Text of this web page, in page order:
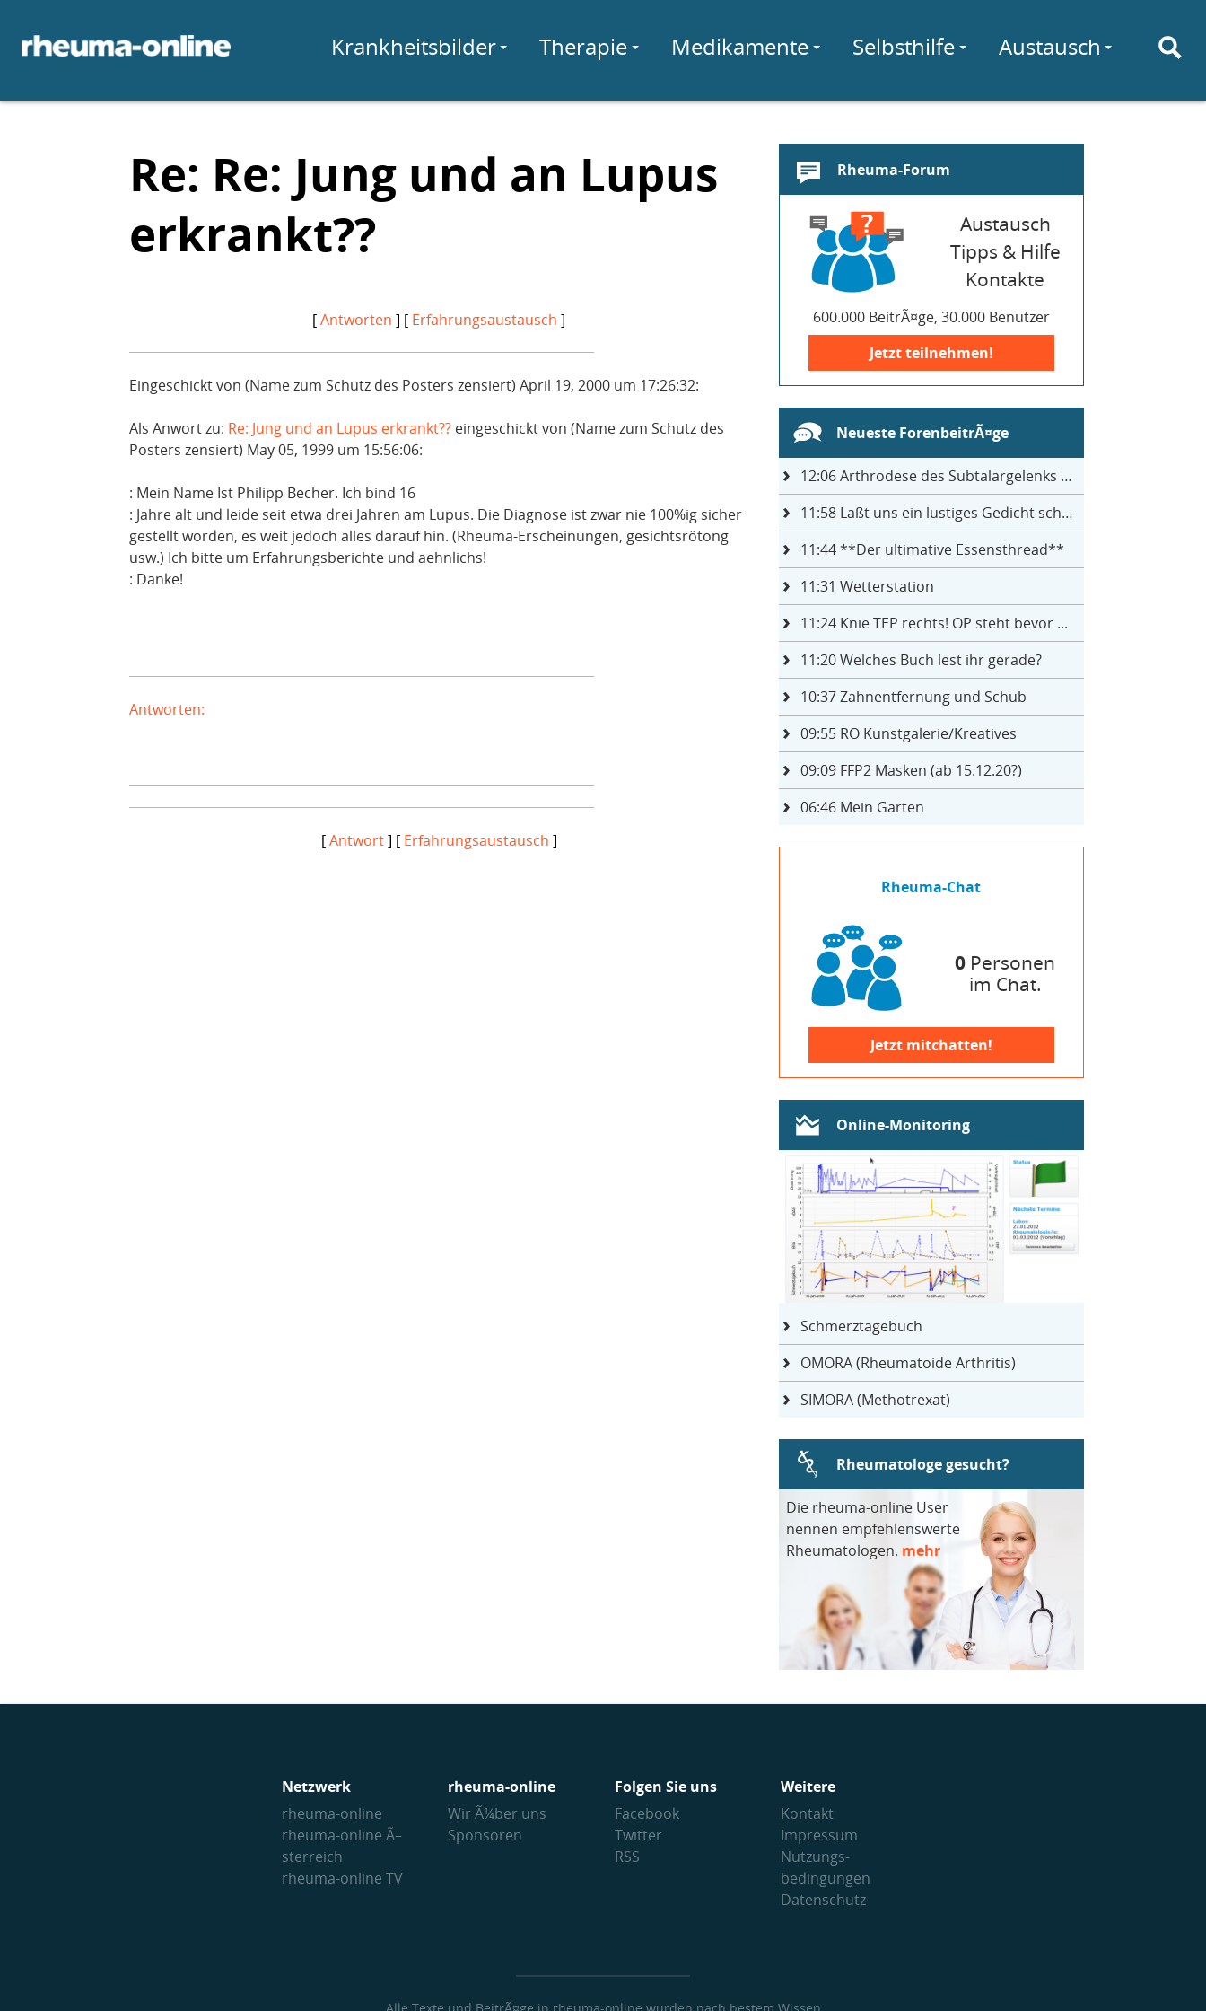
Krankheitsbilder Therapie Medikamente Selbsthilfe Austausch
Re: Re: Jung und an Lupus
erkrankt??
[Antworten ] [ Erfahrungsaustausch ]
Eingeschickt von (Name zum Schutz des Posters zensiert) April 19, 2000 um 17:26:32:
Als Anwort zu: Re: Jung und an Lupus erkrankt?? eingeschickt von (Name zum Schutz des
Posters zensiert) May 05, 1999 um 15:56:06:
: Mein Name Ist Philipp Becher. Ich bind 16
: Jahre alt und leide seit etwa drei Jahren am Lupus. Die Diagnose ist zwar nie 100%ig sicher
gestellt worden, es weit jedoch alles darauf hin. (Rheuma-Erscheinungen, gesichtsrötong
usw.) Ich bitte um Erfahrungsberichte und aehnlichs!
: Danke!
Antworten:
[Antwort] [ Erfahrungsaustausch ]
Rheuma-Forum
Austausch
Tipps & Hilfe
Kontakte
600.000 BeitrÃ¤ge, 30.000 Benutzer
Jetzt teilnehmen!
Neueste ForenbeitrÃ¤ge
12:06Arthrodese des Subtalargelenks mit 27
11:58Laßt uns ein lustiges Gedicht schreiben- jeder einen Satz
11:44**Der ultimative Essensthread**
11:31 Wetterstation
11:24Knie TEP rechts! OP steht bevor ...
11:20Welches Buch lest ihr gerade?
10:37Zahnentfernung und Schub
09:55RO Kunstgalerie/Kreatives
09:09FFP2 Masken (ab 15.12.20?)
06:46Mein Garten
Rheuma-Chat
0 Personen
im Chat.
Jetzt mitchatten!
Online-Monitoring
Schmerztagebuch
OMORA (Rheumatoide Arthritis)
SIMORA (Methotrexat)
Rheumatologe gesucht?
Die rheuma-online User
nennen empfehlenswerte
Rheumatologen. mehr
Netzwerk
rheuma-online
rheuma-online Ã–
sterreich
rheuma-online TV
rheuma-online
Wir Ã¼ber uns
Sponsoren
Folgen Sie uns
Facebook
Twitter
RSS
Weitere
Kontakt
Impressum
Nutzungs­
bedingungen
Datenschutz